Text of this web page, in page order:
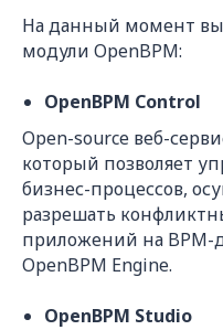
На данный момент
модули OpenBPM:
OpenBPM Control
Open-source веб-
который позволяет
бизнес-процессов,
разрешать
приложений на BPM-
OpenBPM Engine.
OpenBPM Studio